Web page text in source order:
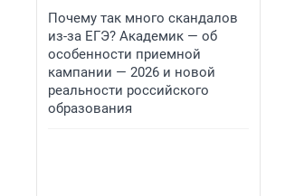
Почему так много скандалов
из-за ЕГЭ? Академик — об
особенности приемной
кампании — 2026 и новой
реальности российского
образования